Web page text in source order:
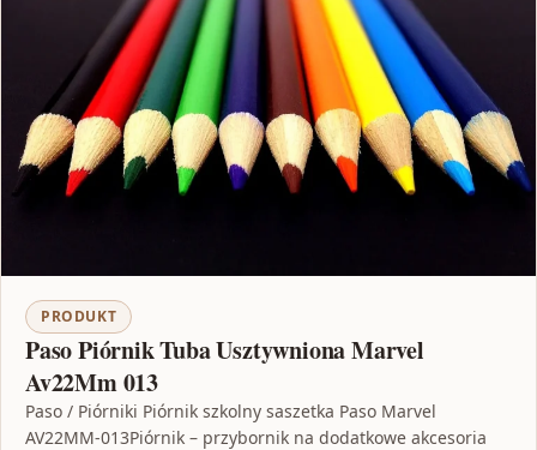
PRODUKT
Paso Piórnik Tuba Usztywniona Marvel
Av22Mm 013
Paso / Piórniki Piórnik szkolny saszetka Paso Marvel
AV22MM-013Piórnik – przybornik na dodatkowe akcesoria